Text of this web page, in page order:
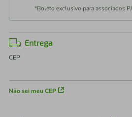
*Boleto exclusivo para associados PJ
Entrega
CEP
Não sei meu CEP